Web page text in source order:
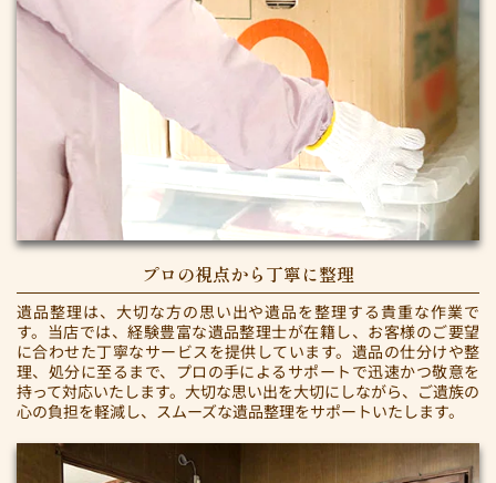
プロの視点から丁寧に整理
遺品整理は、大切な方の思い出や遺品を整理する貴重な作業で
す。当店では、経験豊富な遺品整理士が在籍し、お客様のご要望
に合わせた丁寧なサービスを提供しています。遺品の仕分けや整
理、処分に至るまで、プロの手によるサポートで迅速かつ敬意を
持って対応いたします。大切な思い出を大切にしながら、ご遺族の
心の負担を軽減し、スムーズな遺品整理をサポートいたします。